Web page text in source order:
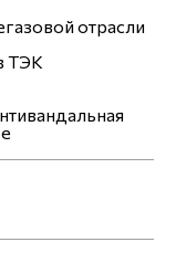
отрасли
ТЭК